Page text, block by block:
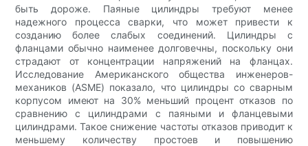
быть дороже. Паяные цилиндры требуют менее
надежного процесса сварки, что может привести к
созданию более слабых соединений. Цилиндры с
фланцами обычно наименее долговечны, поскольку они
страдают от концентрации напряжений на фланцах.
Исследование Американского общества инженеров-
механиков (ASME) показало, что цилиндры со сварным
корпусом имеют на 30% меньший процент отказов по
сравнению с цилиндрами с паяными и фланцевыми
цилиндрами. Такое снижение частоты отказов приводит к
меньшему количеству простоев и повышению